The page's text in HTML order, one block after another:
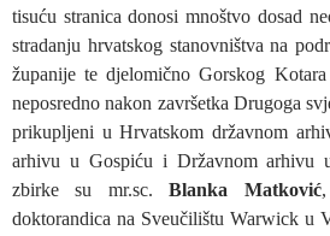
tisuću stranica donosi mnoštvo dosad
stradanju hrvatskog stanovništva na
županije te djelomično Gorskog
neposredno nakon završetka Drugoga
prikupljeni u Hrvatskom državnom
arhivu u Gospiću i Državnom arhivu
zbirke su mr.sc.Blanka Matković,
doktorandica na Sveučilištu Warwick u